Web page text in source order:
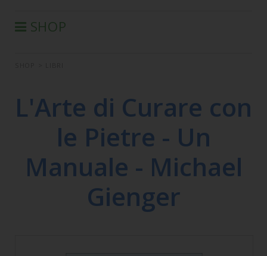
SHOP
SEMINARI IN DIFFERITA
L'Arte di Curare con
le Pietre - Un
Manuale - Michael
Gienger